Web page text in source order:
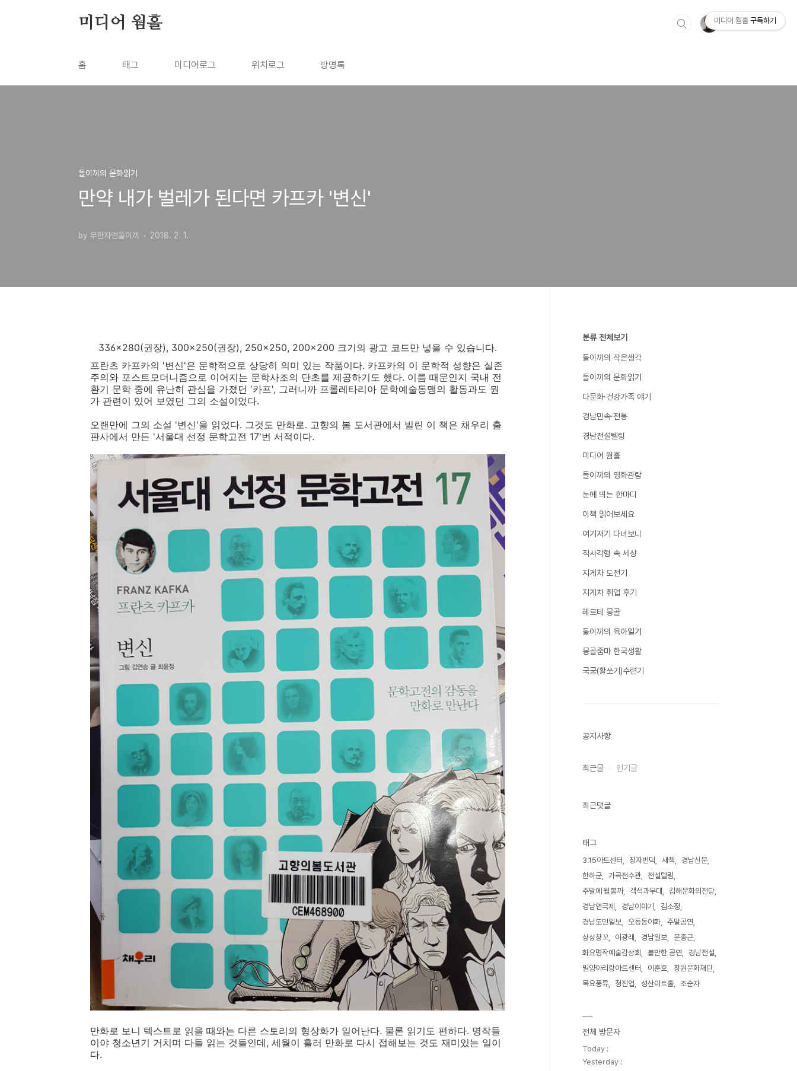
미디어 웜홀
홈 태그 미디어로그 위치로그 방명록
돌이끼의 문화읽기
만약 내가 벌레가 된다면 카프카 '변신'
by 무한자연돌이끼 2018. 2. 1.
336x280(권장), 300x250(권장), 250x250, 200x200 크기의 광고 코드만 넣을 수 있습니다.
프란츠 카프카의 '변신'은 문학적으로 상당히 의미 있는 작품이다. 카프카의 이 문학적 성향은 실존
주의와 포스트모더니즘으로 이어지는 문학사조의 단초를 제공하기도 했다. 이름 때문인지 국내 전
환기 문학 중에 유난히 관심을 가졌던 '카프', 그러니까 프롤레타리아 문학예술동맹의 활동과도 뭔
가 관련이 있어 보였던 그의 소설이었다.
오랜만에 그의 소설 '변신'을 읽었다. 그것도 만화로. 고향의 봄 도서관에서 빌린 이 책은 채우리 출
판사에서 만든 '서울대 선정 문학고전 17'번 서적이다.
만화로 보니 텍스트로 읽을 때와는 다른 스토리의 형상화가 일어난다. 물론 읽기도 편하다. 명작들
이야 청소년기 거치며 다들 읽는 것들인데, 세월이 흘러 만화로 다시 접해보는 것도 재미있는 일이
다.
분류 전체보기
돌이끼의 작은생각
돌이끼의 문화읽기
다문화·건강가족 얘기
경남민속·전통
경남전설텔링
미디어 웜홀
돌이끼의 영화관람
눈에 띄는 한마디
이책 읽어보세요
여기저기 다녀보니
직사각형 속 세상
지게차 도전기
지게차 취업 후기
헤르테 몽골
돌이끼의 육아일기
몽골줌마 한국생활
국궁(활쏘기)수련기
공지사항
최근글 인기글
최근댓글
태그
3.15아트센터 장자번덕 새책
경남신문
한하균
가곡전수관
전설텔링
주말에 뭘볼까
객석과무대
김해문화의전당
경남연극제
경남이야기
김소정
경남도민일보
오동동야화
주말공연
상상창꼬
이광래 경남일보
문종근
화요명작예술감상회
볼만한 공연
경남전설
밀양아리랑아트센터
이훈호
창원문화재단
목요풍류
정진업 성산아트홀 조순자
전체 방문자
Today :
Yesterday :
미디어 웜홀 구독하기